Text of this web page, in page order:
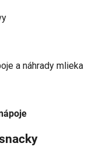
a náhrady mlieka